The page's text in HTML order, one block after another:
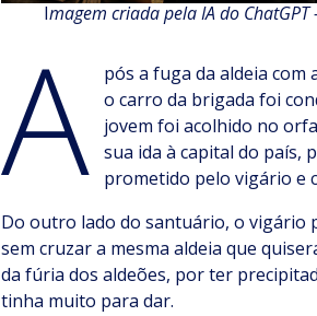
Imagem criada pela IA do ChatGPT
A
pós a fuga da aldeia
o carro da brigada foi
jovem foi acolhido no
sua ida à capital do país,
prometido pelo vigário e
Do outro lado do santuário, o vigário
sem cruzar a mesma aldeia que
da fúria dos aldeões, por ter
tinha muito para dar.